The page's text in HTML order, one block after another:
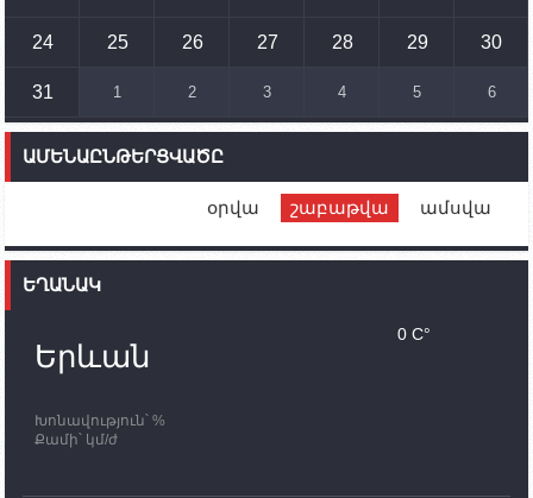
տեղակայված հայկական դիրքերի անձնակազմի
համար սնունդ տեղափոխող մեքենայի
ունեն. կիպրոսցի խորհրդարանականը՝ Ալեն
Ֆրանսիայի ԱԳ նախարարը կայցելի Հայաստան
պատասխանատուներ կմնան ԼՂ-ում՝ մինչև
որոնողափրկարարական աշխատանքների
11:03
ՄԱԿ-ի առաքելությունը շատ, շատ, շատ օգտակար
24 25 26 27 28 29 30
31 1 2 3 4 5 6
ԱՄԵՆԱԸՆԹԵՐՑՎԱԾԸ
օրվա շաբաթվա ամսվա
ԵՂԱՆԱԿ
Երևան
Խոնավություն՝ %
Քամի՝ կմ/ժ
0 C°